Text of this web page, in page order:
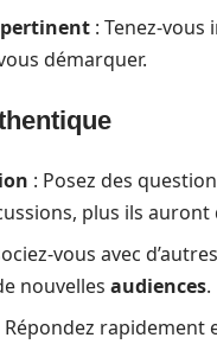
: Tenez-
démarquer.
: Posez des
plus ils auront
vous avec d’autres
nouvelles audiences.
Répondez